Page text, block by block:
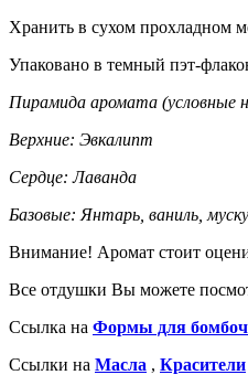
Хранить в сухом прохладном
Упаковано в темный пэт-
Пирамида аромата
Верхние: Эвкалипт
Сердце: Лаванда
Базовые: Янтарь, ваниль,
Внимание! Аромат стоит
Все отдушки Вы можете
Ссылка на Формы для
Ссылки на Масла , Красители